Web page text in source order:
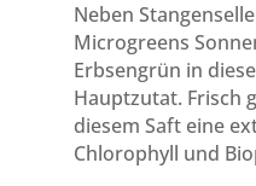
Neben
Microgreens
Erbsengrün in
Hauptzutat. Frisch
diesem Saft eine
Chlorophyll und